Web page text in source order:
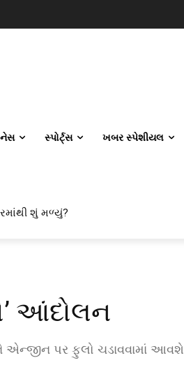
સ્પોર્ટ્સ ખબર સ્પેશીયલ
શું મળ્યું?
આંદોલન
એન્જીન પર ફુલો ચડાવવામાં આવશે